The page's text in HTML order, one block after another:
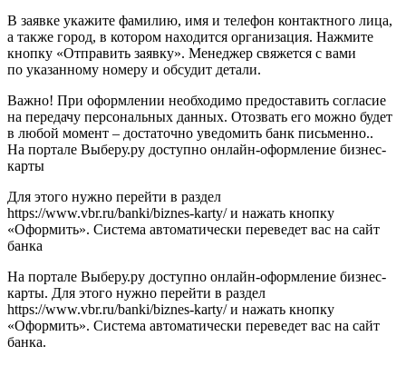
В заявке укажите фамилию, имя и телефон контактного лица,
а также город, в котором находится организация. Нажмите
кнопку «Отправить заявку». Менеджер свяжется с вами
по указанному номеру и обсудит детали.
Важно! При оформлении необходимо предоставить согласие
на передачу персональных данных. Отозвать его можно будет
в любой момент – достаточно уведомить банк письменно..
На портале Выберу.ру доступно онлайн-оформление бизнес-
карты
Для этого нужно перейти в раздел
https://www.vbr.ru/banki/biznes-karty/ и нажать кнопку
«Оформить». Система автоматически переведет вас на сайт
банка
На портале Выберу.ру доступно онлайн-оформление бизнес-
карты. Для этого нужно перейти в раздел
https://www.vbr.ru/banki/biznes-karty/ и нажать кнопку
«Оформить». Система автоматически переведет вас на сайт
банка.